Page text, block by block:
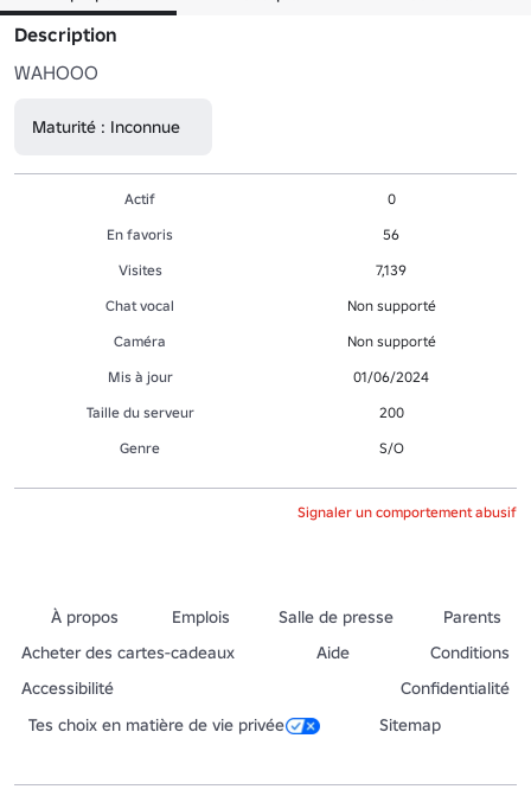
Description
WAHOOO
Maturité : Inconnue
Actif
0
En favoris
56
Visites
7,139
Chat vocal
Non supporté
Caméra
Non supporté
Mis à jour
01/06/2024
Taille du serveur
200
Genre
S/O
Signaler un comportement abusif
À propos Emplois Salle de presse
Parents
Acheter des cartes-cadeaux
Aide
Conditions
Accessibilité
Confidentialité
Tes choix en matière de vie privée
Sitemap